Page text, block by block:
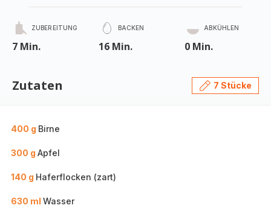
ZUBEREITUNG
7 Min.
BACKEN
16 Min.
ABKÜHLEN
0 Min.
Zutaten 7 Stücke
400 g Birne
300 g Apfel
140 g Haferflocken (zart)
630 ml Wasser